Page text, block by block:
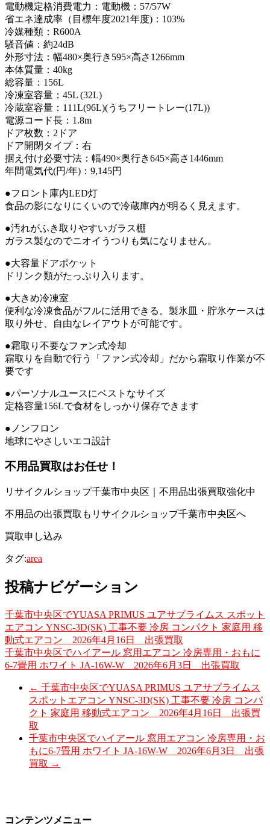
電動機定格消費電力：電動機：57/57W
省エネ達成率（目標年度2021年度)：103%
冷媒種類：R600A
騒音値：約24dB
外形寸法：幅480×奥行き595×高さ1266mm
本体質量：40kg
総容量：156L
冷凍室容量：45L (32L)
冷蔵室容量：111L(96L)(うちフリートレー(17L))
電源コード長：1.8m
ドア枚数：2ドア
ドア開閉タイプ：右
据え付け必要寸法：幅490×奥行き645×高さ1446mm
年間電気代(円/年)：9,145円
●フロント庫内LED灯
食品の影になりにくいので冷蔵庫内が明るく見えます。
●汚れがふき取りやすいガラス棚
ガラス製なのでニオイうつりも気になりません。
●大容量ドアポケット
ドリンク類がたっぷり入ります。
●大きめ冷凍室
便利な冷凍食品がフルに活用できる。製氷皿・貯氷ケースは
取り外せ、自由なレイアウトが可能です。
●霜取り不要なファン式冷却
霜取りを自動で行う「ファン式冷却」だから霜取り作業が不
要です
●パーソナルユースにベストなサイズ
定格容量156Lで食材をしっかり保存できます
●ノンフロン
地球にやさしいエコ設計
不用品買取はお任せ！
リサイクルショップ千葉市中央区｜不用品出張買取強化中
不用品の出張買取もリサイクルショップ千葉市中央区へ
買取申し込み
タグ:area
投稿ナビゲーション
千葉市中央区でYUASA PRIMUS ユアサプライムス スポット
エアコン YNSC-3D(SK) 工事不要 冷房 コンパクト 家庭用 移
動式エアコン 2026年4月16日 出張買取
千葉市中央区でハイアール 窓用エアコン 冷房専用・おもに
6-7畳用 ホワイト JA-16W-W 2026年6月3日 出張買取
← 千葉市中央区でYUASA PRIMUS ユアサプライムス
スポットエアコン YNSC-3D(SK) 工事不要 冷房 コンパ
クト 家庭用 移動式エアコン 2026年4月16日 出張買
取
千葉市中央区でハイアール 窓用エアコン 冷房専用・お
もに6-7畳用 ホワイト JA-16W-W 2026年6月3日 出張
買取 →
コンテンツメニュー